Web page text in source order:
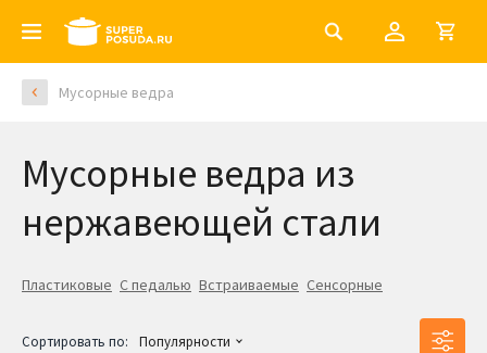
Мусорные ведра
Мусорные ведра из
нержавеющей стали
Пластиковые С педалью Встраиваемые Сенсорные
Сортировать по: Популярности